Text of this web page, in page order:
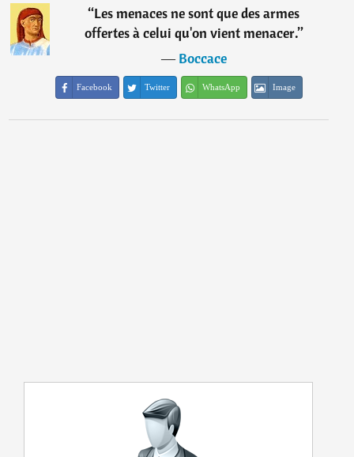
“Les menaces ne sont que des armes
offertes à celui qu'on vient menacer.”
―Boccace
Facebook Twitter WhatsApp Image